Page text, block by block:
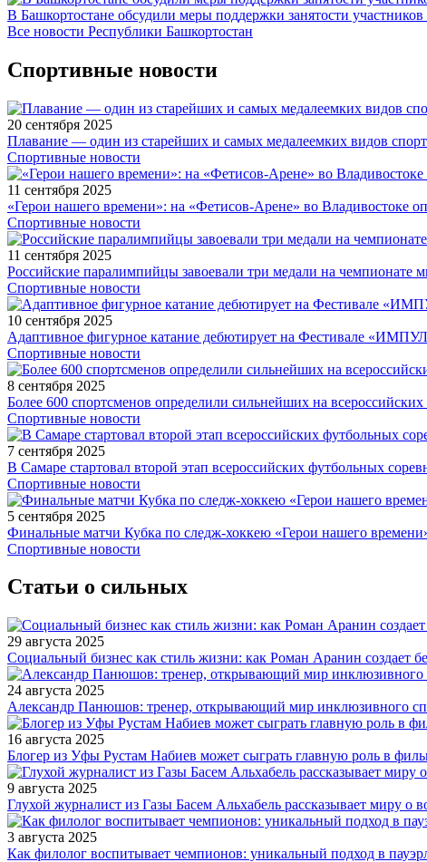
В Башкортостане обсудили меры поддержки занятости
Все новости Республики Башкортостан
Спортивные новости
20 сентября 2025
Плавание — один из старейших и самых медалеемких видов
Спортивные новости
11 сентября 2025
«Герои нашего времени»: на «Фетисов-Арене» во Владивостоке
Спортивные новости
11 сентября 2025
Российские паралимпийцы завоевали три медали на чемпионате
Спортивные новости
10 сентября 2025
Адаптивное фигурное катание дебютирует на Фестивале
Спортивные новости
8 сентября 2025
Более 600 спортсменов определили сильнейших на
Спортивные новости
7 сентября 2025
В Самаре стартовал второй этап всероссийских футбольных
Спортивные новости
5 сентября 2025
Финальные матчи Кубка по следж-хоккею «Герои нашего
Спортивные новости
Статьи о сильных
29 августа 2025
Социальный бизнес как стиль жизни: как Роман Аранин создает
24 августа 2025
Александр Панюшов: тренер, открывающий мир инклюзивного
16 августа 2025
Блогер из Уфы Рустам Набиев может сыграть главную роль в
9 августа 2025
Глухой журналист из Газы Басем Альхабель рассказывает миру о
3 августа 2025
Как филолог воспитывает чемпионов: уникальный подход в